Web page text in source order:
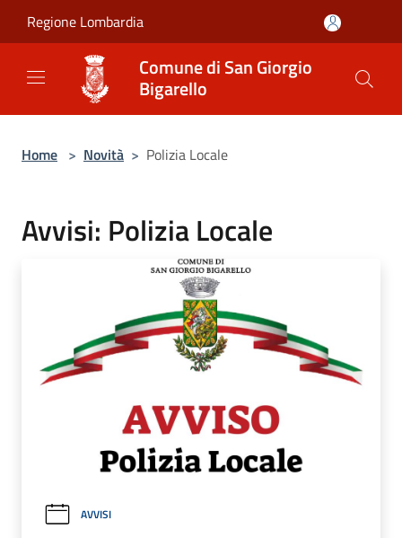
Regione Lombardia
Comune di San Giorgio
Bigarello
Home > Novità > Polizia Locale
Avvisi: Polizia Locale
AVVISI